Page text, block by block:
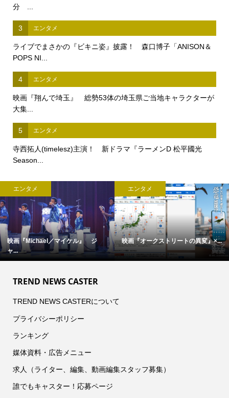
分 ...
3 エンタメ
ライブでまさかの『ビキニ姿』披露！ 森口博子「ANISON＆
POPS NI...
4 エンタメ
映画『翔んで埼玉』 総勢53体の埼玉県ご当地キャラクターが
大集...
5 エンタメ
寺西拓人(timelesz)主演！ 新ドラマ『ラーメンD 松平國光
Season...
エンタメ
映画『Michael／マイケル』 ジ
ャ...
エンタメ
映画『オークストリートの異変』×...
TREND NEWS CASTER
TREND NEWS CASTERについて
プライバシーポリシー
ランキング
媒体資料・広告メニュー
求人（ライター、編集、動画編集スタッフ募集）
誰でもキャスター！応募ページ